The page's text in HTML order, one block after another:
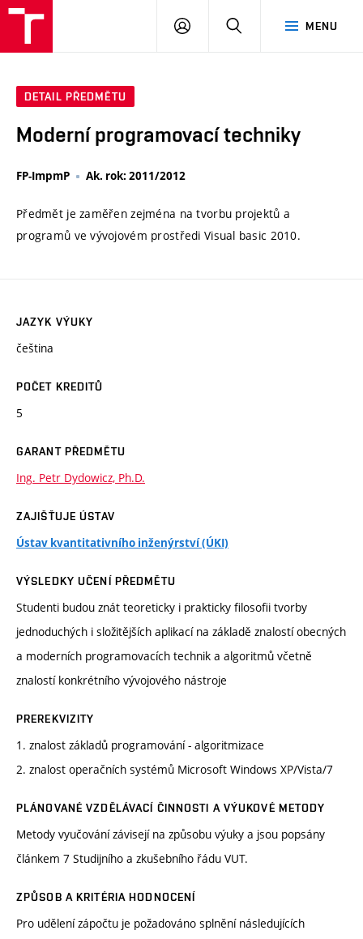
MENU
PŘIHLÁSIT
DETAIL PŘEDMĚTU
Moderní programovací techniky
FP-ImpmP Ak. rok: 2011/2012
Předmět je zaměřen zejména na tvorbu projektů a
programů ve vývojovém prostředi Visual basic 2010.
JAZYK VÝUKY
čeština
POČET KREDITŮ
5
GARANT PŘEDMĚTU
Ing. Petr Dydowicz, Ph.D.
ZAJIŠŤUJE ÚSTAV
Ústav kvantitativního inženýrství (ÚKI)
VÝSLEDKY UČENÍ PŘEDMĚTU
Studenti budou znát teoreticky i prakticky filosofii tvorby
jednoduchých i složitějších aplikací na základě znalostí obecných
a moderních programovacích technik a algoritmů včetně
znalostí konkrétního vývojového nástroje
PREREKVIZITY
1. znalost základů programování - algoritmizace
2. znalost operačních systémů Microsoft Windows XP/Vista/7
PLÁNOVANÉ VZDĚLÁVACÍ ČINNOSTI A VÝUKOVÉ METODY
Metody vyučování závisejí na způsobu výuky a jsou popsány
článkem 7 Studijního a zkušebního řádu VUT.
ZPŮSOB A KRITÉRIA HODNOCENÍ
Pro udělení zápočtu je požadováno splnění následujících